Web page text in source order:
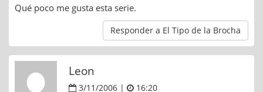
Qué poco me gusta esta serie.
Responder a El Tipo de la Brocha
Leon
3/11/2006 | 16:20